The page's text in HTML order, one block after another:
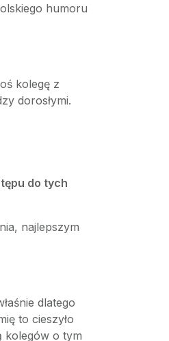
humoru
kolegę z
dorosłymi.
do tych
najlepszym
dlatego
to cieszyło
kolegów o tym